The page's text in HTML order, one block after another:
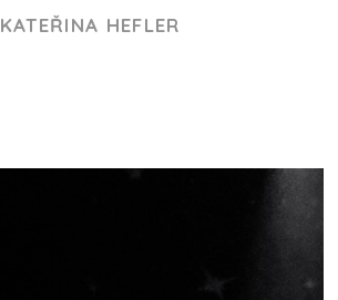
KATEŘINA HEFLER